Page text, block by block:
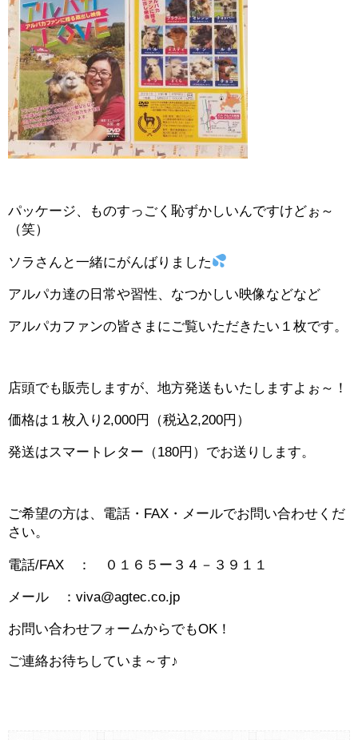
パッケージ、ものすっごく恥ずかしいんですけどぉ～
（笑）
ソラさんと一緒にがんばりました
アルパカ達の日常や習性、なつかしい映像などなど
アルパカファンの皆さまにご覧いただきたい１枚です。
店頭でも販売しますが、地方発送もいたしますよぉ～！
価格は１枚入り2,000円（税込2,200円）
発送はスマートレター（180円）でお送りします。
ご希望の方は、電話・FAX・メールでお問い合わせくだ
さい。
電話/FAX ： ０１６５ー３４－３９１１
メール ：viva@agtec.co.jp
お問い合わせフォームからでもOK！
ご連絡お待ちしていま～す♪